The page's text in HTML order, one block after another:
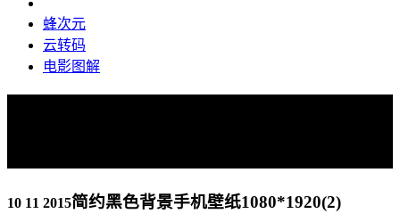
蜂次元
云转码
电影图解
10 11 2015简约黑色背景手机壁纸1080*1920(2)